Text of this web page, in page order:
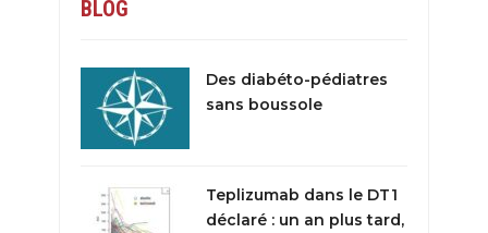
BLOG
Des diabéto-pédiatres
sans boussole
Teplizumab dans le DT1
déclaré : un an plus tard,